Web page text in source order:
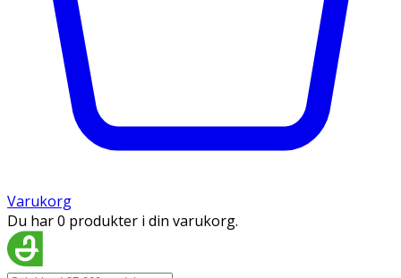
Varukorg
Du har 0 produkter i din varukorg.